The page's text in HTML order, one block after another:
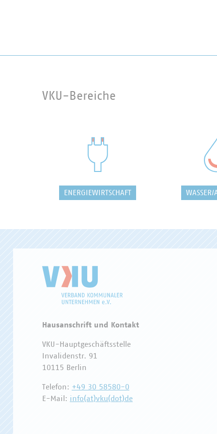
VKU-Bereiche
ENERGIEWIRTSCHAFT WASSER/
Hausanschrift und Kontakt
VKU-Hauptgeschäftsstelle
Invalidenstr. 91
10115 Berlin
Telefon: +49 30 58580-0
E-Mail: info(at)vku(dot)de